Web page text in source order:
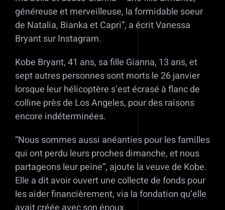
généreuse et merveilleuse, la formidable soeur
de Natalia, Bianka et Capri”, a écrit Vanessa
Bryant sur Instagram.
Kobe Bryant, 41 ans, sa fille Gianna, 13 ans, et
sept autres personnes sont morts le 26 janvier
lorsque leur hélicoptère s’est écrasé à flanc de
colline près de Los Angeles, pour des raisons
encore indéterminées.
“Nous sommes aussi anéanties pour les familles
qui ont perdu leurs proches dimanche, et nous
partageons leur peine”, ajoute la veuve de Kobe.
Elle a dit avoir ouvert une collecte de fonds pour
les aider financièrement, via la fondation qu’elle